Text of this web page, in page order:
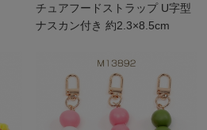
チュアフードストラップ U字型
ナスカン付き 約2.3×8.5cm